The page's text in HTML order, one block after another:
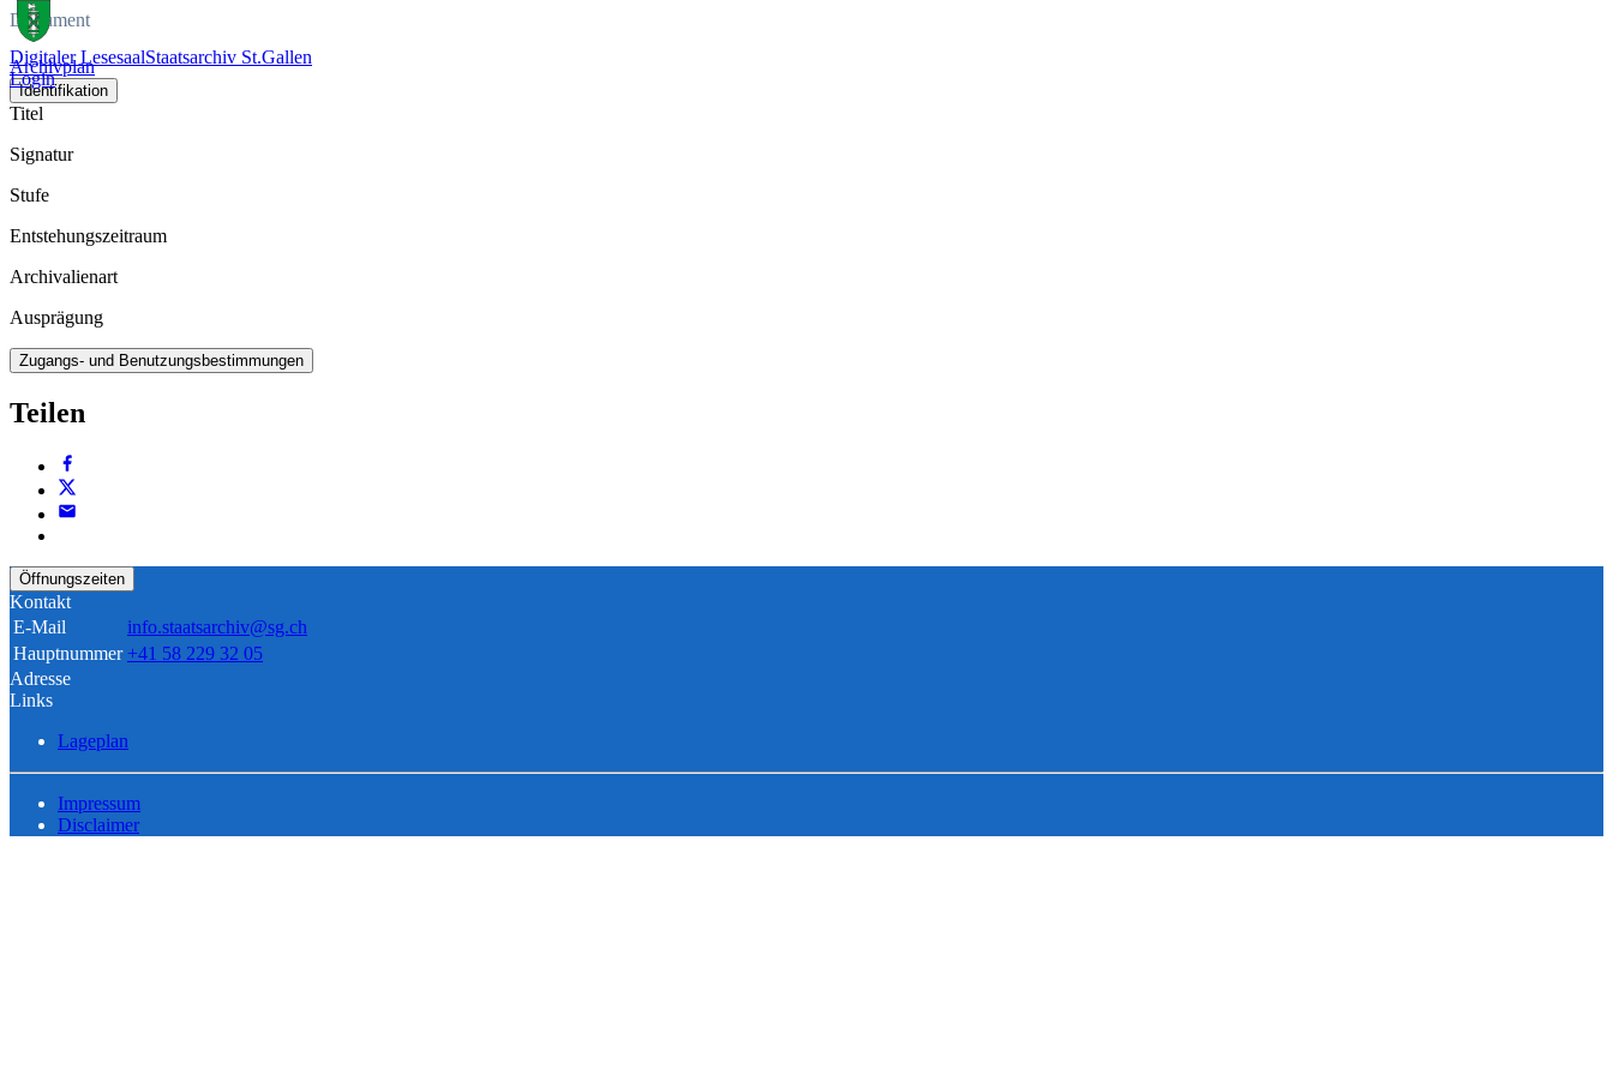
Digitaler LesesaalStaatsarchiv St.Gallen
Login
Dokument
Archivplan
Identifikation
Titel
Signatur
Stufe
Entstehungszeitraum
Archivalienart
Ausprägung
Zugangs- und Benutzungsbestimmungen
Teilen
Öffnungszeiten
Kontakt
E-Mail
info.staatsarchiv@sg.ch
Hauptnummer +41 58 229 32 05
Adresse
Links
Lageplan
Impressum
Disclaimer